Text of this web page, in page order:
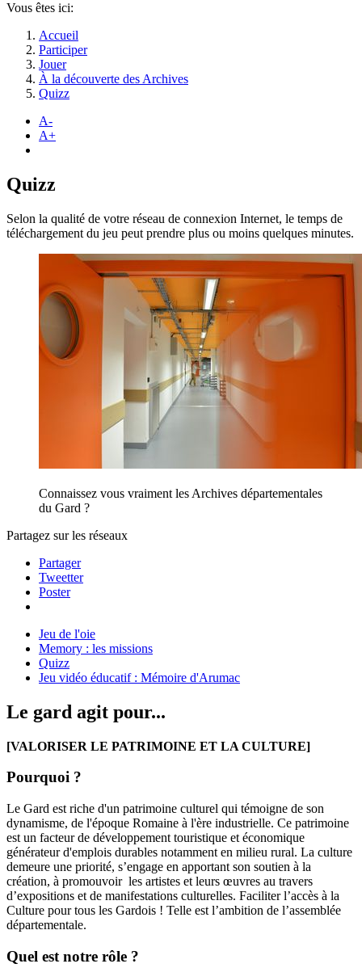
Vous êtes ici:
Accueil
Participer
Jouer
À la découverte des Archives
Quizz
A-
A+
Quizz
Selon la qualité de votre réseau de connexion Internet, le temps de
téléchargement du jeu peut prendre plus ou moins quelques minutes.
Connaissez vous vraiment les Archives départementales
du Gard ?
Partagez sur les réseaux
Partager
Tweetter
Poster
Jeu de l'oie
Memory : les missions
Quizz
Jeu vidéo éducatif : Mémoire d'Arumac
Le gard agit pour...
[VALORISER LE PATRIMOINE ET LA CULTURE]
Pourquoi ?
Le Gard est riche d'un patrimoine culturel qui témoigne de son
dynamisme, de l'époque Romaine à l'ère industrielle. Ce patrimoine
est un facteur de développement touristique et économique
générateur d'emplois durables notamment en milieu rural. La culture
demeure une priorité, s’engage en apportant son soutien à la
création, à promouvoir les artistes et leurs œuvres au travers
d’expositions et de manifestations culturelles. Faciliter l’accès à la
Culture pour tous les Gardois ! Telle est l’ambition de l’assemblée
départementale.
Quel est notre rôle ?